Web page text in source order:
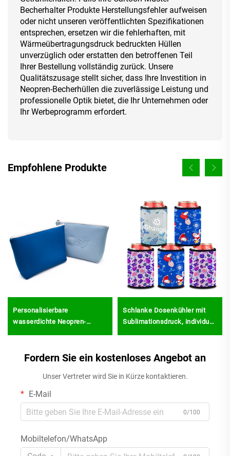
Becherhalter Produkte Herstellungsfehler aufweisen
oder nicht unseren veröffentlichten Spezifikationen
entsprechen, ersetzen wir die fehlerhaften, mit
Wärmeübertragungsdruck bedruckten Hüllen
unverzüglich oder erstatten den betroffenen Teil
Ihrer Bestellung vollständig zurück. Unsere
Qualitätszusage stellt sicher, dass Ihre Investition in
Neopren-Becherhüllen die zuverlässige Leistung und
professionelle Optik bietet, die Ihr Unternehmen oder
Ihr Werbeprogramm erfordert.
Empfohlene Produkte
Personalisierbare
wasserdichte Neopren-
Kosmetiktasche mit großem
Toilettentasche als
praktischer Organizer,
tragbare Waschtasche für
Frauen – ideales Geschenk
Schlanke Dosenkühler mit
Sublimationsdruck, individuell
Coozies
Fordern Sie ein kostenloses Angebot an
Unser Vertreter wird Sie in Kürze kontaktieren.
E-Mail
0/100
Mobiltelefon/WhatsApp